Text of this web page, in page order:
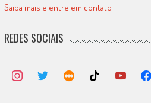
Saiba mais e entre em contato
REDES SOCIAIS